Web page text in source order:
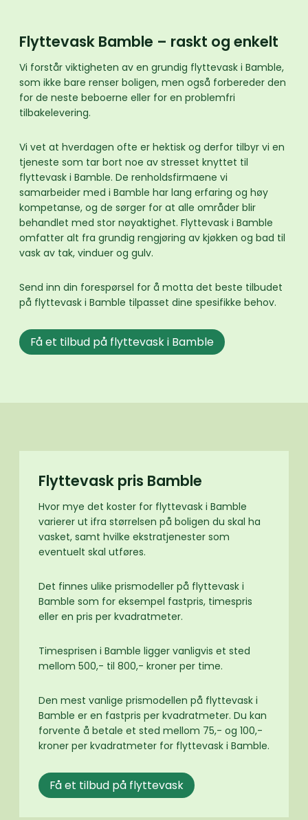
Flyttevask Bamble – raskt og enkelt
Vi forstår viktigheten av en grundig flyttevask i Bamble,
som ikke bare renser boligen, men også forbereder den
for de neste beboerne eller for en problemfri
tilbakelevering.
Vi vet at hverdagen ofte er hektisk og derfor tilbyr vi en
tjeneste som tar bort noe av stresset knyttet til
flyttevask i Bamble. De renholdsfirmaene vi
samarbeider med i Bamble har lang erfaring og høy
kompetanse, og de sørger for at alle områder blir
behandlet med stor nøyaktighet. Flyttevask i Bamble
omfatter alt fra grundig rengjøring av kjøkken og bad til
vask av tak, vinduer og gulv.
Send inn din forespørsel for å motta det beste tilbudet
på flyttevask i Bamble tilpasset dine spesifikke behov.
Få et tilbud på flyttevask i Bamble
Flyttevask pris Bamble
Hvor mye det koster for flyttevask i Bamble
varierer ut ifra størrelsen på boligen du skal ha
vasket, samt hvilke ekstratjenester som
eventuelt skal utføres.
Det finnes ulike prismodeller på flyttevask i
Bamble som for eksempel fastpris, timespris
eller en pris per kvadratmeter.
Timesprisen i Bamble ligger vanligvis et sted
mellom 500,- til 800,- kroner per time.
Den mest vanlige prismodellen på flyttevask i
Bamble er en fastpris per kvadratmeter. Du kan
forvente å betale et sted mellom 75,- og 100,-
kroner per kvadratmeter for flyttevask i Bamble.
Få et tilbud på flyttevask